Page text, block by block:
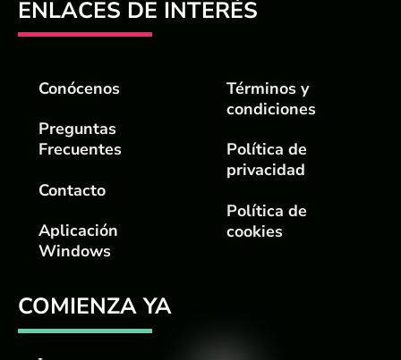
ENLACES DE INTERÉS
Conócenos
Preguntas
Frecuentes
Contacto
Aplicación
Windows
Términos y
condiciones
Política de
privacidad
Política de
cookies
COMIENZA YA